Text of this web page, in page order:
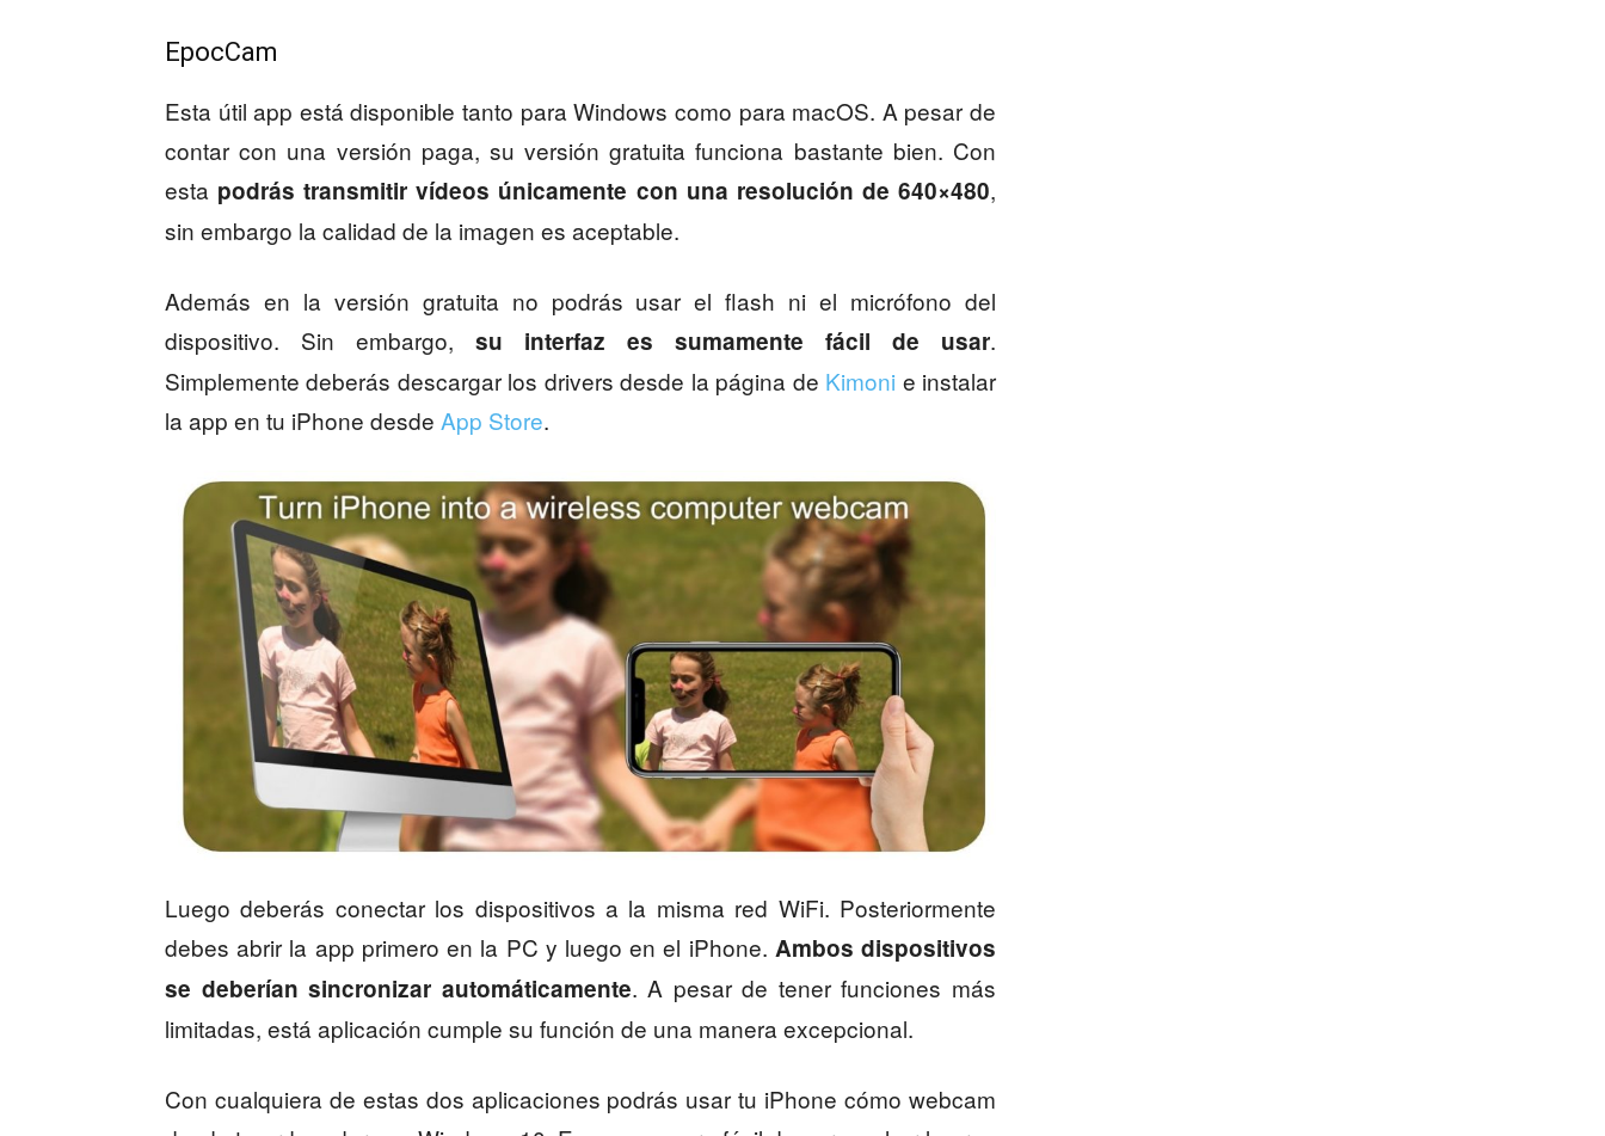
EpocCam
Esta útil app está disponible tanto para Windows como para macOS. A pesar de
contar con una versión paga, su versión gratuita funciona bastante bien. Con
esta podrás transmitir vídeos únicamente con una resolución de 640×480,
sin embargo la calidad de la imagen es aceptable.
Además en la versión gratuita no podrás usar el flash ni el micrófono del
dispositivo. Sin embargo, su interfaz es sumamente fácil de usar.
Simplemente deberás descargar los drivers desde la página de Kimoni e instalar
la app en tu iPhone desde App Store.
Luego deberás conectar los dispositivos a la misma red WiFi. Posteriormente
debes abrir la app primero en la PC y luego en el iPhone. Ambos dispositivos
se deberían sincronizar automáticamente. A pesar de tener funciones más
limitadas, está aplicación cumple su función de una manera excepcional.
Con cualquiera de estas dos aplicaciones podrás usar tu iPhone cómo webcam